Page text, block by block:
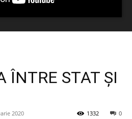
ÎNTRE STAT ȘI
2020 0
1332